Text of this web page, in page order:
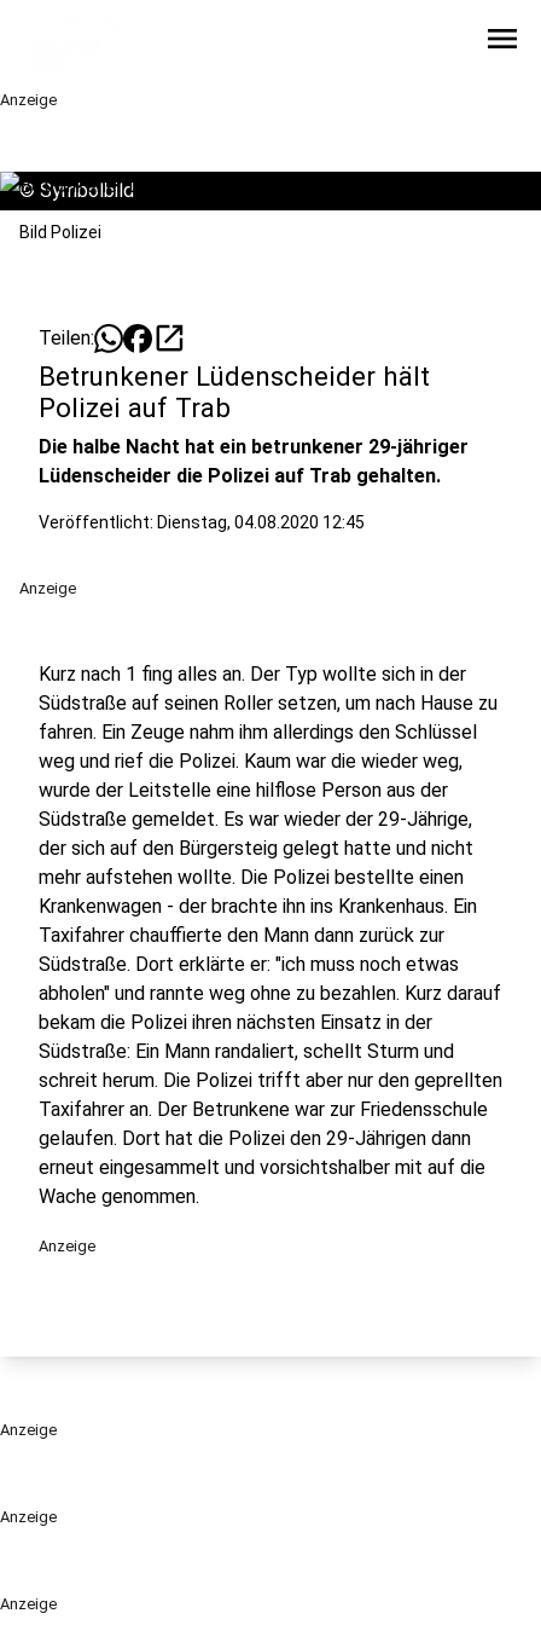
menu
Anzeige
Anzeige
Anzeige
© Symbolbild
Bild Polizei
Teilen: open_in_new
Betrunkener Lüdenscheider hält
Polizei auf Trab
Die halbe Nacht hat ein betrunkener 29-jähriger
Lüdenscheider die Polizei auf Trab gehalten.
Veröffentlicht: Dienstag, 04.08.2020 12:45
Anzeige
Kurz nach 1 fing alles an. Der Typ wollte sich in der
Südstraße auf seinen Roller setzen, um nach Hause zu
fahren. Ein Zeuge nahm ihm allerdings den Schlüssel
weg und rief die Polizei. Kaum war die wieder weg,
wurde der Leitstelle eine hilflose Person aus der
Südstraße gemeldet. Es war wieder der 29-Jährige,
der sich auf den Bürgersteig gelegt hatte und nicht
mehr aufstehen wollte. Die Polizei bestellte einen
Krankenwagen - der brachte ihn ins Krankenhaus. Ein
Taxifahrer chauffierte den Mann dann zurück zur
Südstraße. Dort erklärte er: "ich muss noch etwas
abholen" und rannte weg ohne zu bezahlen. Kurz darauf
bekam die Polizei ihren nächsten Einsatz in der
Südstraße: Ein Mann randaliert, schellt Sturm und
schreit herum. Die Polizei trifft aber nur den geprellten
Taxifahrer an. Der Betrunkene war zur Friedensschule
gelaufen. Dort hat die Polizei den 29-Jährigen dann
erneut eingesammelt und vorsichtshalber mit auf die
Wache genommen.
Anzeige
Anzeige